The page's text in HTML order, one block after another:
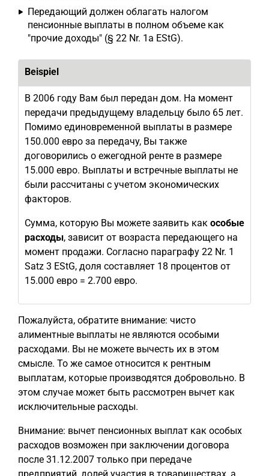
Передающий должен облагать налогом
пенсионные выплаты в полном объеме как
"прочие доходы" (§ 22 Nr. 1a EStG).
Beispiel
В 2006 году Вам был передан дом. На момент
передачи предыдущему владельцу было 65 лет.
Помимо единовременной выплаты в размере
150.000 евро за передачу, Вы также
договорились о ежегодной ренте в размере
15.000 евро. Выплаты и встречные выплаты не
были рассчитаны с учетом экономических
факторов.
Сумма, которую Вы можете заявить как особые
расходы, зависит от возраста передающего на
момент продажи. Согласно параграфу 22 Nr. 1
Satz 3 EStG, доля составляет 18 процентов от
15.000 евро = 2.700 евро.
Пожалуйста, обратите внимание: чисто
алиментные выплаты не являются особыми
расходами. Вы не можете вычесть их в этом
смысле. То же самое относится к рентным
выплатам, которые производятся добровольно. В
этом случае может быть рассмотрен вычет как
исключительные расходы.
Внимание: вычет пенсионных выплат как особых
расходов возможен при заключении договора
после 31.12.2007 только при передаче